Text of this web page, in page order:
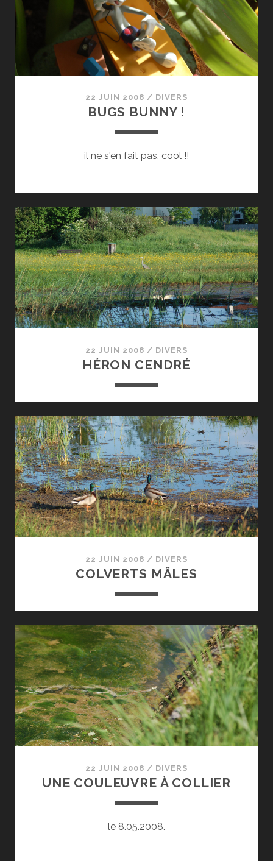
22 JUIN 2008 / DIVERS
BUGS BUNNY !
il ne s'en fait pas, cool !!
22 JUIN 2008 / DIVERS
HÉRON CENDRÉ
22 JUIN 2008 / DIVERS
COLVERTS MÂLES
22 JUIN 2008 / DIVERS
UNE COULEUVRE À COLLIER
le 8.05.2008.